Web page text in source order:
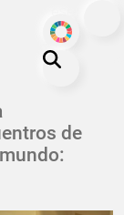
principal
ODS
de